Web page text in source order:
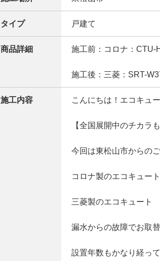
タイプ 戸建て
商品詳細 施工前：コロナ：CTU-
施工後：三菱：SRT-
施工内容 こんにちは！エコキュ
【全国展開中のチカラ
今回は東松山市からの
コロナ製のエコキュ
三菱製のエコキュート
漏水からの故障でお取
設置年数もかなり経っ